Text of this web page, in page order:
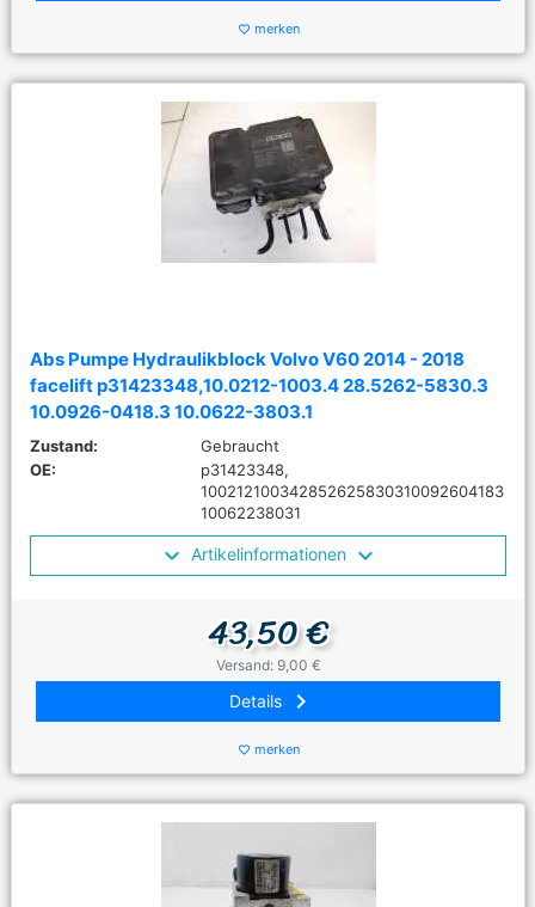
favorite_border merken
Abs Pumpe Hydraulikblock Volvo V60 2014 - 2018
facelift p31423348,10.0212-1003.4 28.5262-5830.3
10.0926-0418.3 10.0622-3803.1
Zustand:
Gebraucht
OE:
p31423348,
100212100342852625830310092604183
10062238031
Artikelinformationen
43,50 €
Versand: 9,00 €
Details keyboard_arrow_right
favorite_border merken